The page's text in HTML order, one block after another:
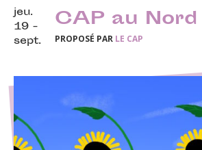
jeu.
19 -
sept.
CAP au
PROPOSÉ PAR LE CAP